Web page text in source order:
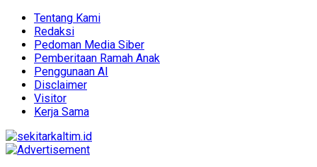
Tentang Kami
Redaksi
Pedoman Media Siber
Pemberitaan Ramah Anak
Penggunaan AI
Disclaimer
Visitor
Kerja Sama